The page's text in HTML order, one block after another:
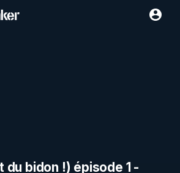
bidon !) épisode 1 -